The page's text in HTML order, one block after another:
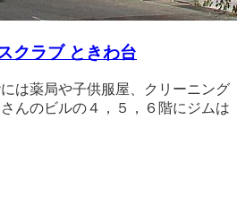
クラブ ときわ台
は薬局や子供服屋、クリーニング
んのビルの４，５，６階にジムは